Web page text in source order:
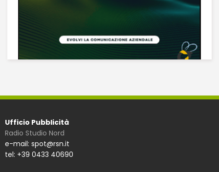
Ufficio Pubblicità
Radio Studio Nord
e-mail: spot@rsn.it
tel: +39 0433 40690